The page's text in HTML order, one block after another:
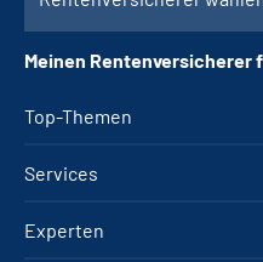
Top-Themen
Services
Experten
Meinen Rentenversicherer